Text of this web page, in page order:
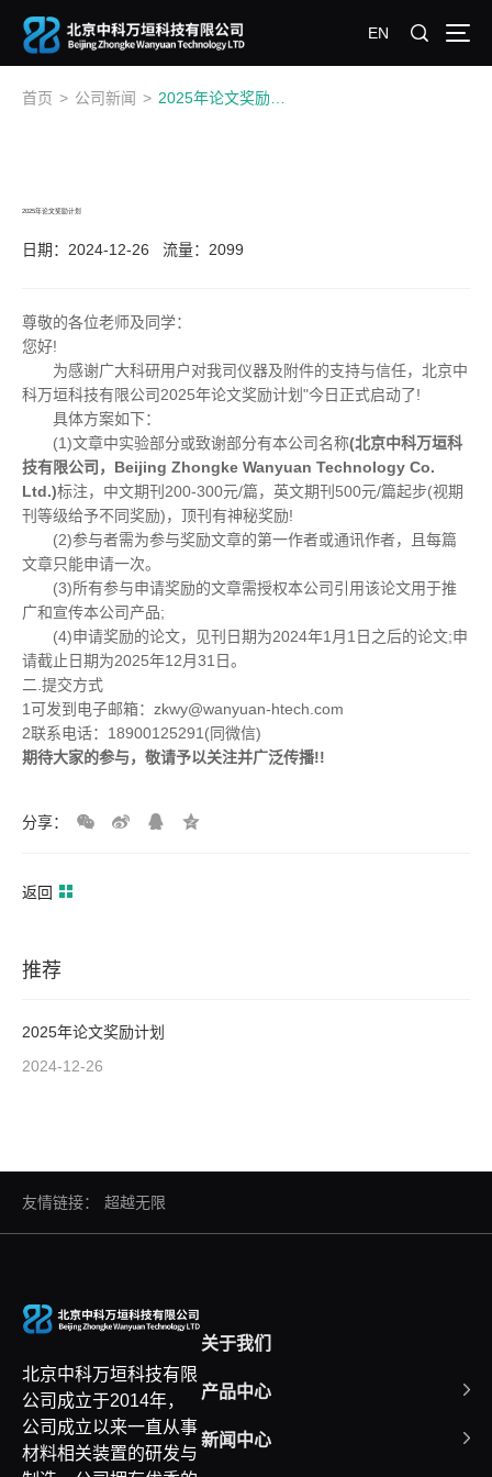
EN
首页 > 公司新闻 >
2025年论文奖励计划
日期：2024-12-26 流量：2099
尊敬的各位老师及同学：
您好!
为感谢广大科研用户对我司仪器及附件的支持与信任，北京中
科万垣科技有限公司2025年论文奖励计划"今日正式启动了!
具体方案如下：
(1)文章中实验部分或致谢部分有本公司名称(北京中科万垣科
技有限公司，Beijing Zhongke Wanyuan Technology Co.
Ltd.)标注，中文期刊200-300元/篇，英文期刊500元/篇起步(视期
刊等级给予不同奖励)，顶刊有神秘奖励!
(2)参与者需为参与奖励文章的第一作者或通讯作者，且每篇
文章只能申请一次。
(3)所有参与申请奖励的文章需授权本公司引用该论文用于推
广和宣传本公司产品;
(4)申请奖励的论文，见刊日期为2024年1月1日之后的论文;申
请截止日期为2025年12月31日。
二.提交方式
1可发到电子邮箱：zkwy@wanyuan-htech.com
2联系电话：18900125291(同微信)
期待大家的参与，敬请予以关注并广泛传播!!
分享：
返回
推荐
2025年论文奖励计划
2024-12-26
友情链接： 超越无限
北京中科万垣科技有限
公司成立于2014年，
公司成立以来一直从事
材料相关装置的研发与
关于我们
产品中心
新闻中心